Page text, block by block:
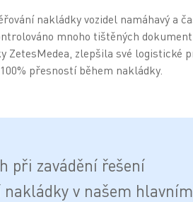
nakládky vozidel namáhavý a
mnoho tištěných
ZetesMedea, zlepšila své logistické
přesností během nakládky.
při zavádění řešení
nakládky v našem hlavním